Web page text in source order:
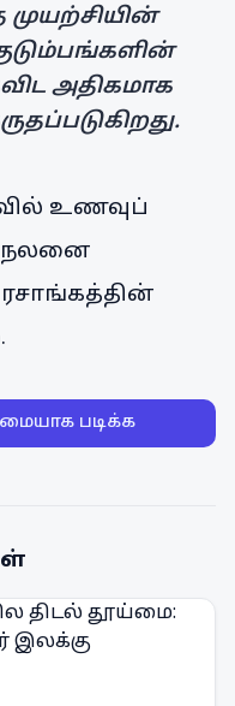
அதிகமாக
உணவுப்
நலனை
படிக்க